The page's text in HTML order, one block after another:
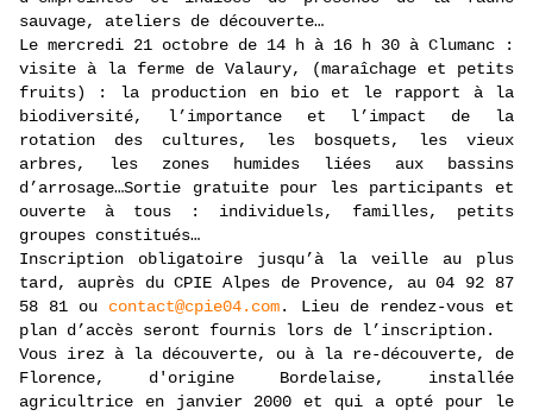
sauvage, ateliers de découverte…
Le mercredi 21 octobre de 14 h à 16 h 30 à Clumanc :
visite à la ferme de Valaury, (maraîchage et petits
fruits) : la production en bio et le rapport à la
biodiversité, l’importance et l’impact de la
rotation des cultures, les bosquets, les vieux
arbres, les zones humides liées aux bassins
d’arrosage…Sortie gratuite pour les participants et
ouverte à tous : individuels, familles, petits
groupes constitués…
Inscription obligatoire jusqu’à la veille au plus
tard, auprès du CPIE Alpes de Provence, au 04 92 87
58 81 ou contact@cpie04.com. Lieu de rendez-vous et
plan d’accès seront fournis lors de l’inscription.
Vous irez à la découverte, ou à la re-découverte, de
Florence, d'origine Bordelaise, installée
agricultrice en janvier 2000 et qui a opté pour le